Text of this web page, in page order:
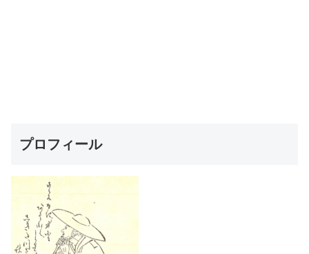
プロフィール